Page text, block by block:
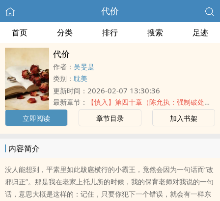
代价
首页 分类 排行 搜索 足迹
代价
作者： 吴旻是
类别： 耽美
更新时间： 2026-02-07 13:30:36
最新章节：
【慎入】第四十章（陈允执：强制破处）
立即阅读
章节目录 加入书架
内容简介
没人能想到，平素里如此跋扈横行的小霸王，竟然会因为一句话而“改
邪归正”。那是我在老家上托儿所的时候，我的保育老师对我说的一句
话，意思大概是这样的：记住，只要你犯下一个错误，就会有一样东